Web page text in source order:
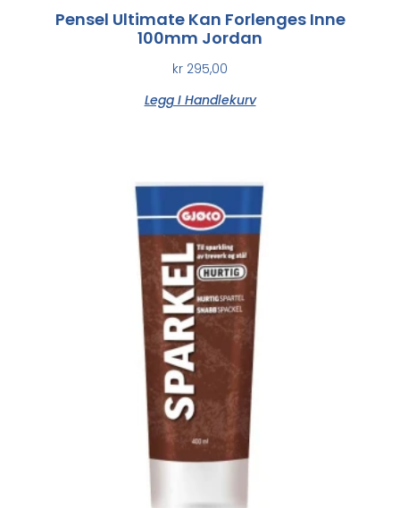
Pensel Ultimate Kan Forlenges Inne
100mm Jordan
kr 295,00
Legg I Handlekurv